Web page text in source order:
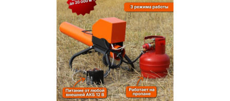
Контакты
Мои
закладки
Сравнение
товаров